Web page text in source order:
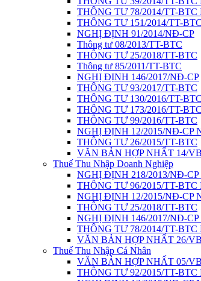
THÔNG TƯ 78/2014/TT-BTC
THÔNG TƯ 151/2014/TT-BTC
NGHỊ ĐỊNH 91/2014/NĐ-CP
Thông tư 08/2013/TT-BTC
THÔNG TƯ 25/2018/TT-BTC
Thông tư 85/2011/TT-BTC
NGHỊ ĐỊNH 146/2017/NĐ-CP
THÔNG TƯ 93/2017/TT-BTC
THÔNG TƯ 130/2016/TT-
THÔNG TƯ 173/2016/TT-BTC
THÔNG TƯ 99/2016/TT-BTC
NGHỊ ĐỊNH 12/2015/NĐ-CP
THÔNG TƯ 26/2015/TT-BTC
VĂN BẢN HỢP NHẤT 14/
Thuế Thu Nhập Doanh Nghiệp
NGHỊ ĐỊNH 218/2013/NĐ-CP
THÔNG TƯ 96/2015/TT-BTC
NGHỊ ĐỊNH 12/2015/NĐ-CP
THÔNG TƯ 25/2018/TT-BTC
NGHỊ ĐỊNH 146/2017/NĐ-
THÔNG TƯ 78/2014/TT-BTC
VĂN BẢN HỢP NHẤT 26/
Thuế Thu Nhập Cá Nhân
VĂN BẢN HỢP NHẤT 05/
THÔNG TƯ 92/2015/TT-BTC